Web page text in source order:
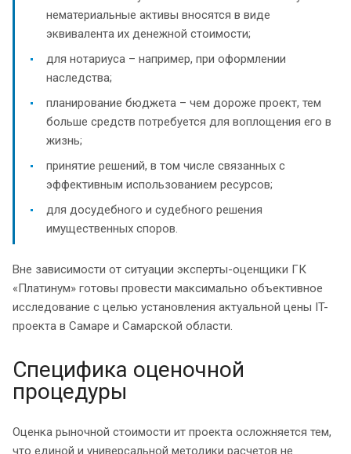
нематериальные активы вносятся в виде
эквивалента их денежной стоимости;
для нотариуса – например, при оформлении
наследства;
планирование бюджета – чем дороже проект, тем
больше средств потребуется для воплощения его в
жизнь;
принятие решений, в том числе связанных с
эффективным использованием ресурсов;
для досудебного и судебного решения
имущественных споров.
Вне зависимости от ситуации эксперты-оценщики ГК
«Платинум» готовы провести максимально объективное
исследование с целью установления актуальной цены IT-
проекта в Самаре и Самарской области.
Специфика оценочной
процедуры
Оценка рыночной стоимости ит проекта осложняется тем,
что единой и универсальной методики расчетов не